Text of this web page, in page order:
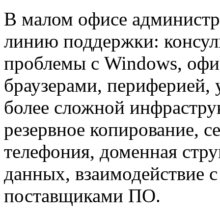
В малом офисе
линию поддержки:
проблемы с Windows,
браузерами,
более сложной
резервное копирование,
телефония, доменная
данных, взаимодействие
поставщиками ПО.